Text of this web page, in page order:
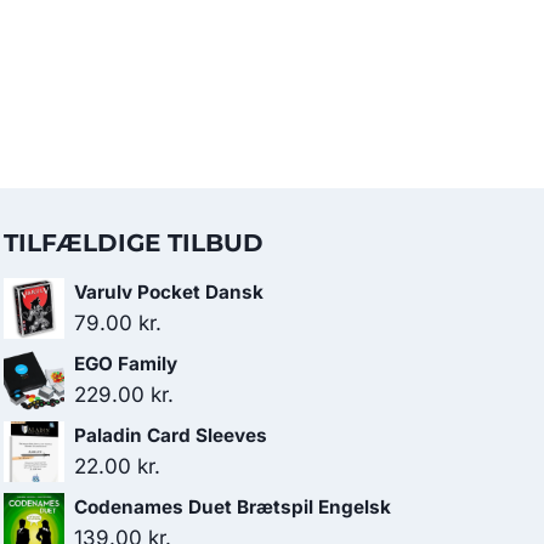
TILFÆLDIGE TILBUD
Varulv Pocket Dansk
79.00 kr.
EGO Family
229.00 kr.
Paladin Card Sleeves
22.00 kr.
Codenames Duet Brætspil Engelsk
139.00 kr.